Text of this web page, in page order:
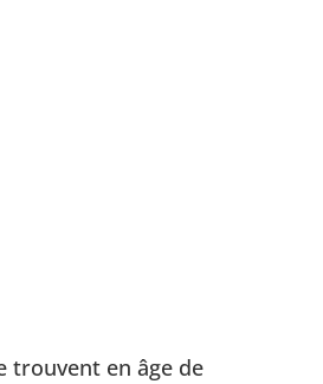
trouvent en âge de